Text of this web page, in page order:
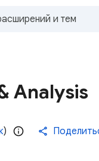
Analysis
)